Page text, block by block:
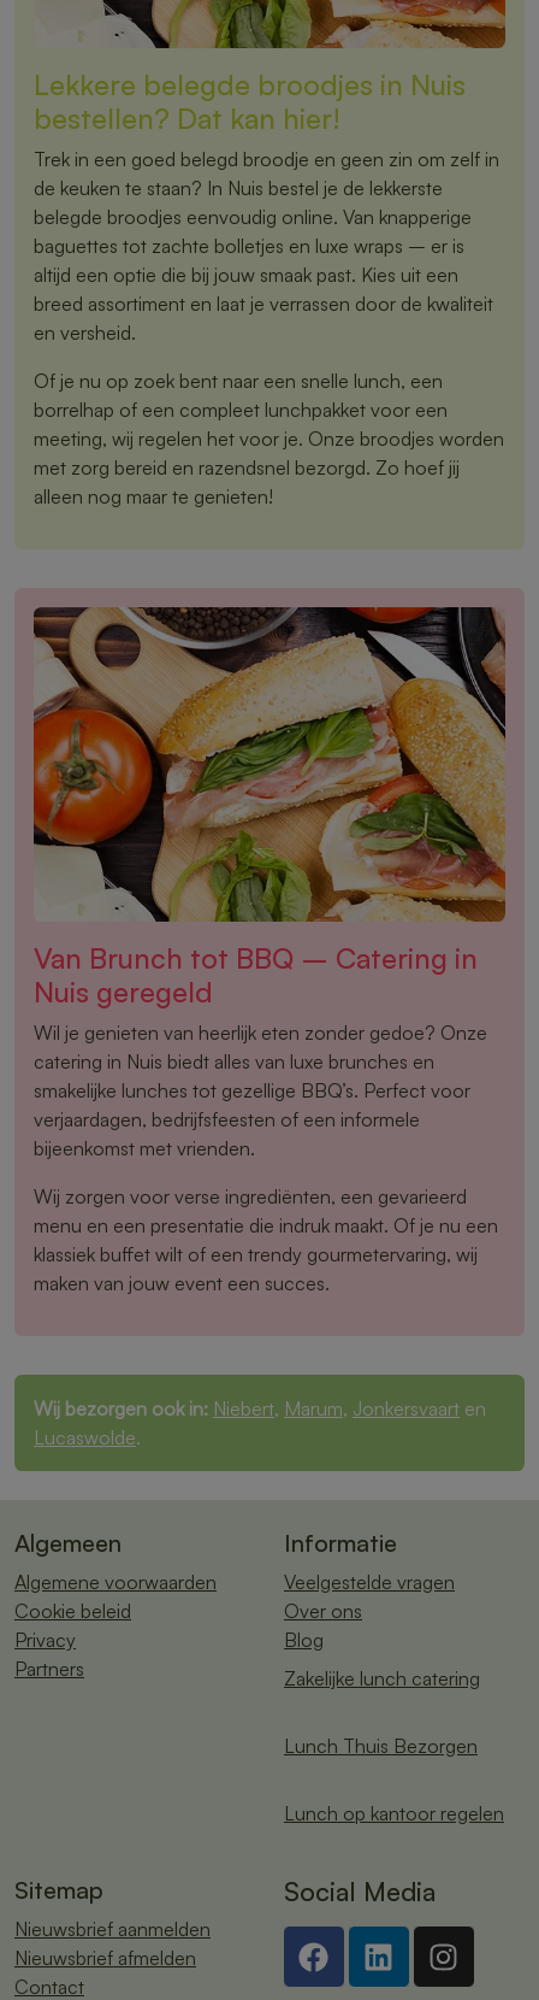
Lekkere belegde broodjes in Nuis
bestellen? Dat kan hier!
Trek in een goed belegd broodje en geen zin om zelf in
de keuken te staan? In Nuis bestel je de lekkerste
belegde broodjes eenvoudig online. Van knapperige
baguettes tot zachte bolletjes en luxe wraps – er is
altijd een optie die bij jouw smaak past. Kies uit een
breed assortiment en laat je verrassen door de kwaliteit
en versheid.
Of je nu op zoek bent naar een snelle lunch, een
borrelhap of een compleet lunchpakket voor een
meeting, wij regelen het voor je. Onze broodjes worden
met zorg bereid en razendsnel bezorgd. Zo hoef jij
alleen nog maar te genieten!
Van Brunch tot BBQ – Catering in
Nuis geregeld
Wil je genieten van heerlijk eten zonder gedoe? Onze
catering in Nuis biedt alles van luxe brunches en
smakelijke lunches tot gezellige BBQ’s. Perfect voor
verjaardagen, bedrijfsfeesten of een informele
bijeenkomst met vrienden.
Wij zorgen voor verse ingrediënten, een gevarieerd
menu en een presentatie die indruk maakt. Of je nu een
klassiek buffet wilt of een trendy gourmetervaring, wij
maken van jouw event een succes.
Wij bezorgen ook in: Niebert, Marum, Jonkersvaart en
Lucaswolde.
Algemeen
Algemene voorwaarden
Cookie beleid
Privacy
Partners
Informatie
Veelgestelde vragen
Over ons
Blog
Zakelijke lunch catering
Lunch Thuis Bezorgen
Lunch op kantoor regelen
Sitemap
Nieuwsbrief aanmelden
Nieuwsbrief afmelden
Contact
Social Media